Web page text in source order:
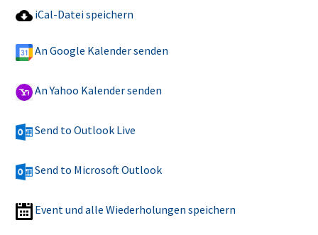
iCal-Datei speichern
An Google Kalender senden
An Yahoo Kalender senden
Send to Outlook Live
Send to Microsoft Outlook
Event und alle Wiederholungen speichern